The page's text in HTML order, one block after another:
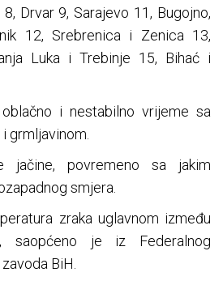
Drvar 9, Sarajevo 11, Bugojno,
12, Srebrenica i Zenica 13,
Luka i Trebinje 15, Bihać i
i nestabilno vrijeme sa
grmljavinom.
jačine, povremeno sa jakim
smjera.
zraka uglavnom između
je iz Federalnog
BiH.